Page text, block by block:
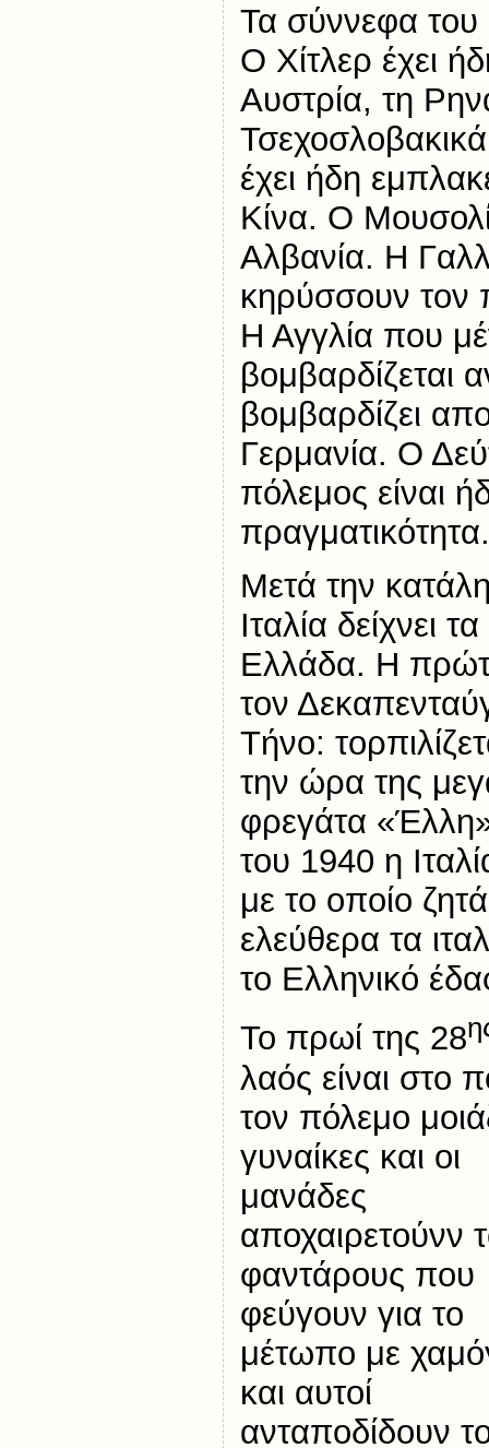
Τα σύννεφα
Ο Χίτλερ έχει
Αυστρία, τη
έχει ήδη
Κίνα. Ο
Αλβανία. Η
κηρύσσουν τον
Η Αγγλία που
βομβαρδίζεται
βομβαρδίζει
Γερμανία. Ο
πόλεμος είναι
πραγματικότητα.
Μετά την
Ιταλία δείχνει
Ελλάδα. Η
τον
Τήνο:
την ώρα της
φρεγάτα
του 1940 η
με το οποίο
ελεύθερα τα
το Ελληνικό
Το πρωί της 28
λαός είναι στο
τον πόλεμο
γυναίκες και οι
μανάδες
αποχαιρετούνν
φαντάρους που
φεύγουν για το
μέτωπο με
και αυτοί
ανταποδίδουν